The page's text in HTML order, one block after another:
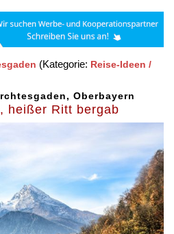
(Kategorie: Reise-Ideen /
Oberbayern
heißer Ritt bergab